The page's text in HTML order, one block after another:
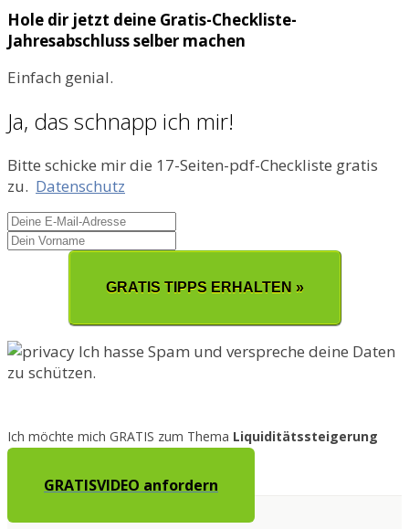
Hole dir jetzt deine Gratis-Checkliste-
Jahresabschluss selber machen
Einfach genial.
Ja, das schnapp ich mir!
Bitte schicke mir die 17-Seiten-pdf-Checkliste gratis
zu. Datenschutz
GRATIS TIPPS ERHALTEN »
Ich hasse Spam und verspreche deine Daten
zu schützen.
Ich möchte mich GRATIS zum Thema Liquiditätssteigerung
informieren.
GRATISVIDEO anfordern